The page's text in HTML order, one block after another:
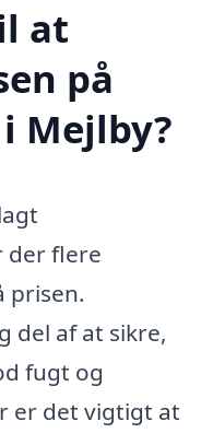
at
på
Mejlby?
der flere
prisen.
del af at sikre,
fugt og
er det vigtigt at